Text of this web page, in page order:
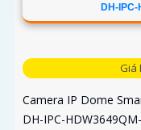
DH-IPC-
Giá
Camera IP Dome
DH-IPC-